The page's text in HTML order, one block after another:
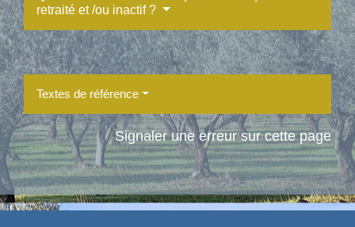
retraité et /ou inactif ?
Textes de référence
Signaler une erreur sur cette page